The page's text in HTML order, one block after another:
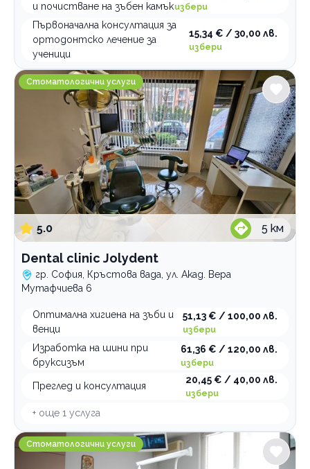
и почистване на зъбен камъкизбери
Първоначална консултация за
ортодонтско лечение за
ученици
15,34 € / 30,00 лв.
избери
Dental clinic Jolydent
Стоматологични услуги
5.0 5 км
Dental clinic Jolydent
гр. София, Кръстова вада, ул. Акад. Вера
Мутафчиева 6
Оптимална хигиена на зъби и
венци
51,13 € / 100,00 лв.
избери
Изработка на шини при
бруксизъм
61,36 € / 120,00 лв.
избери
Преглед и консултация
20,45 € / 40,00 лв.
избери
+ още 1 услуга
Д-р Милен Ильов - Дентално студио
Стоматологични услуги